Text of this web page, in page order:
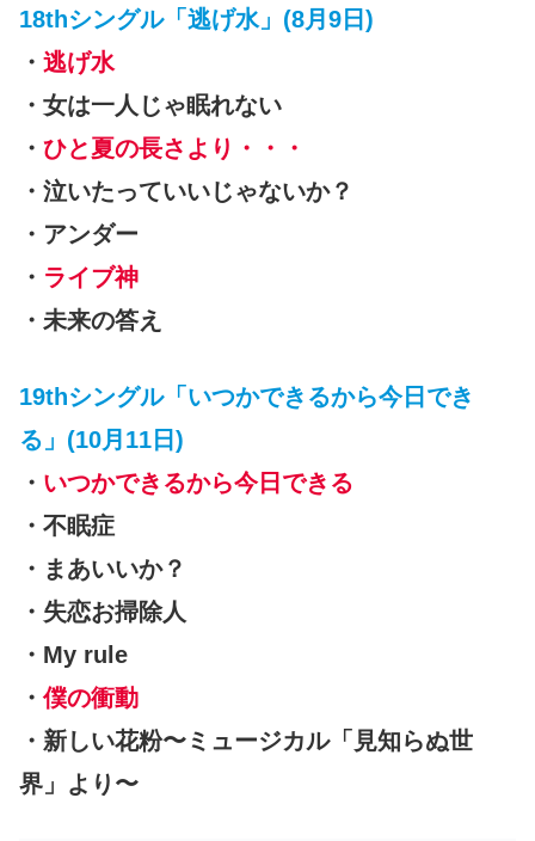
18thシングル「逃げ水」(8月9日)
・ 逃げ水
・女は一人じゃ眠れない
・ ひと夏の長さより・・・
・泣いたっていいじゃないか？
・アンダー
・ ライブ神
・未来の答え
19thシングル「いつかできるから今日でき
る」(10月11日)
・ いつかできるから今日できる
・不眠症
・まあいいか？
・失恋お掃除人
・My rule
・僕の衝動
・新しい花粉〜ミュージカル「見知らぬ世
界」より〜